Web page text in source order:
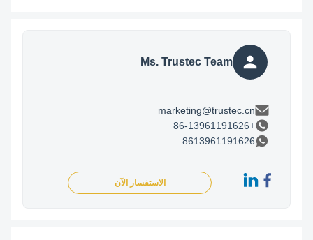
Ms. Trustec Team
marketing@trustec.cn
8613961191626
الاستفسار الآن